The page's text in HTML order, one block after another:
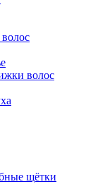
волос
щётки